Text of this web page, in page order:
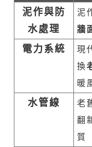
泥作與防
水處理
泥
牆
電力系統
現
換
暖
水管線 老
翻
質